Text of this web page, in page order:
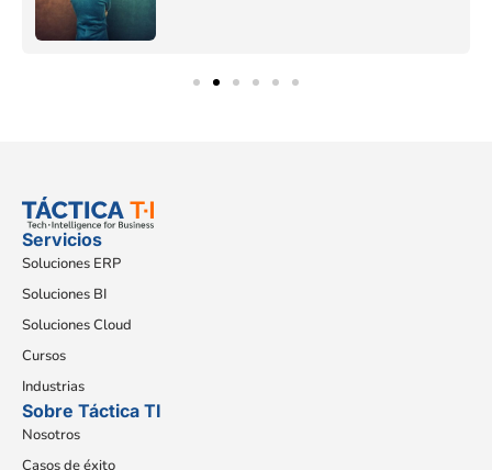
Servicios
Soluciones ERP
Soluciones BI
Soluciones Cloud
Cursos
Industrias
Sobre Táctica TI
Nosotros
Casos de éxito